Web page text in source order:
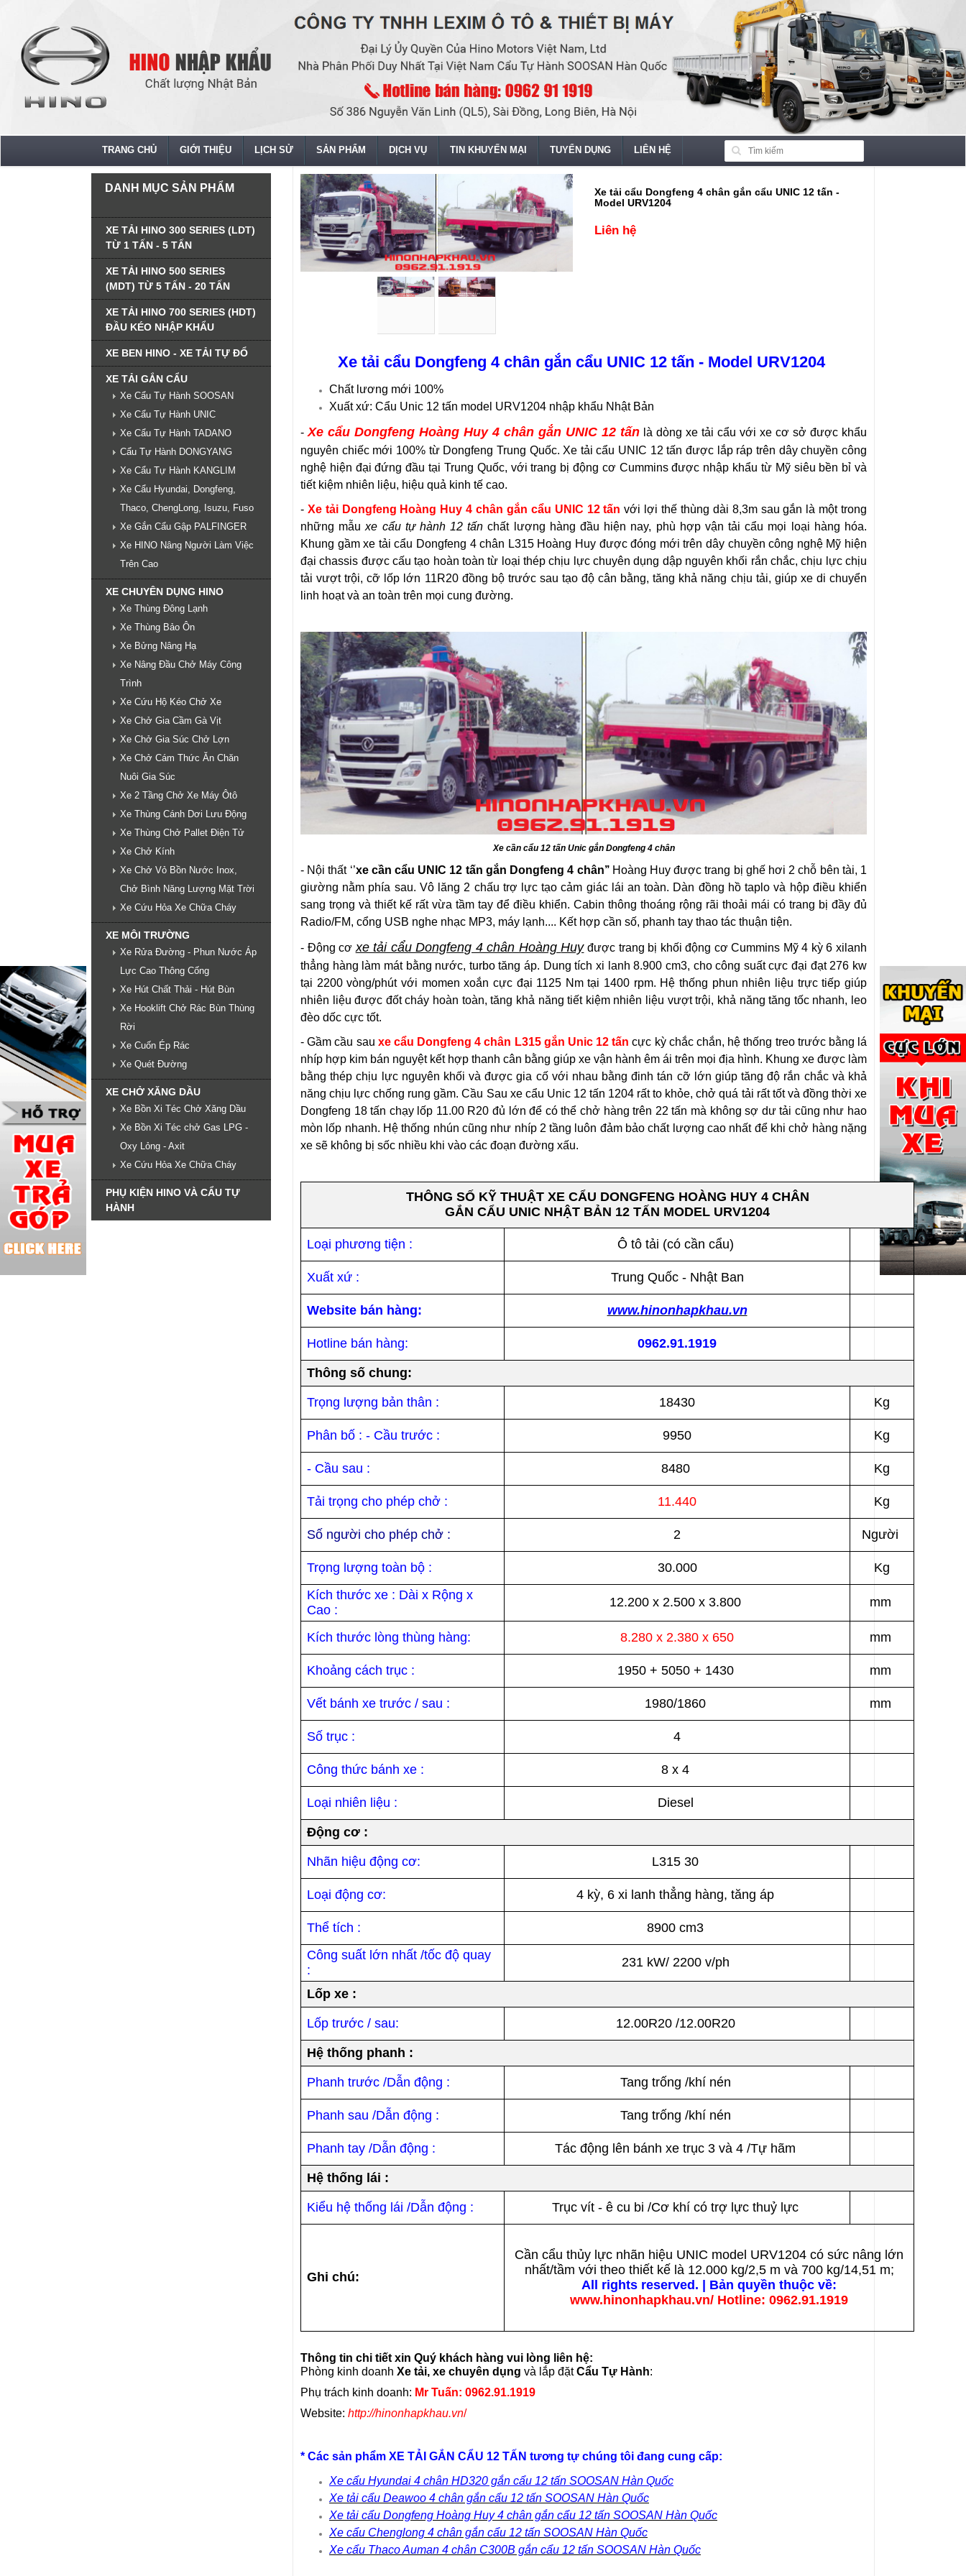
TRANG CHỦ GIỚI THIỆU LỊCH SỬ SẢN PHẨM DỊCH VỤ TIN KHUYẾN MẠI TUYỂN DỤNG LIÊN HỆ
DANH MỤC SẢN PHẨM
XE TẢI HINO 300 SERIES (LDT)
TỪ 1 TẤN - 5 TẤN
XE TẢI HINO 500 SERIES
(MDT) TỪ 5 TẤN - 20 TẤN
XE TẢI HINO 700 SERIES (HDT)
ĐẦU KÉO NHẬP KHẨU
XE BEN HINO - XE TẢI TỰ ĐỔ
XE TẢI GẮN CẨU
Xe Cẩu Tự Hành SOOSAN
Xe Cẩu Tự Hành UNIC
Xe Cẩu Tự Hành TADANO
Cẩu Tự Hành DONGYANG
Xe Cẩu Tự Hành KANGLIM
Xe Cẩu Hyundai, Dongfeng,
Thaco, ChengLong, Isuzu, Fuso
Xe Gắn Cẩu Gập PALFINGER
Xe HINO Nâng Người Làm Việc
Trên Cao
XE CHUYÊN DỤNG HINO
Xe Thùng Đông Lạnh
Xe Thùng Bảo Ôn
Xe Bửng Nâng Hạ
Xe Nâng Đầu Chở Máy Công
Trình
Xe Cứu Hộ Kéo Chở Xe
Xe Chở Gia Cầm Gà Vịt
Xe Chở Gia Súc Chở Lợn
Xe Chở Cám Thức Ăn Chăn
Nuôi Gia Súc
Xe 2 Tầng Chở Xe Máy Ôtô
Xe Thùng Cánh Dơi Lưu Động
Xe Thùng Chở Pallet Điện Tử
Xe Chở Kính
Xe Chở Vỏ Bồn Nước Inox,
Chở Bình Năng Lượng Mặt Trời
Xe Cứu Hỏa Xe Chữa Cháy
XE MÔI TRƯỜNG
Xe Rửa Đường - Phun Nước Áp
Lực Cao Thông Cống
Xe Hút Chất Thải - Hút Bùn
Xe Hooklift Chở Rác Bùn Thùng
Rời
Xe Cuốn Ép Rác
Xe Quét Đường
XE CHỞ XĂNG DẦU
Xe Bồn Xi Téc Chở Xăng Dầu
Xe Bồn Xi Téc chở Gas LPG -
Oxy Lỏng - Axit
Xe Cứu Hỏa Xe Chữa Cháy
PHỤ KIỆN HINO VÀ CẨU TỰ
HÀNH
Xe tải cẩu Dongfeng 4 chân gắn cẩu UNIC 12 tấn -
Model URV1204
Liên hệ
Xe tải cẩu Dongfeng 4 chân gắn cẩu UNIC 12 tấn - Model URV1204
Chất lương mới 100%
Xuất xứ: Cẩu Unic 12 tấn model URV1204 nhập khẩu Nhật Bản
- Xe cẩu Dongfeng Hoàng Huy 4 chân gắn UNIC 12 tấn là dòng xe tải cẩu với xe cơ sở được khẩu
nguyên chiếc mới 100% từ Dongfeng Trung Quốc. Xe tải cẩu UNIC 12 tấn được lắp ráp trên dây chuyền công
nghệ hiện đại đứng đầu tại Trung Quốc, với trang bị động cơ Cummins được nhập khẩu từ Mỹ siêu bền bỉ và
tiết kiệm nhiên liệu, hiệu quả kinh tế cao.
- Xe tải Dongfeng Hoàng Huy 4 chân gắn cẩu UNIC 12 tấn với lợi thế thùng dài 8,3m sau gắn là một trong
những mẫuxe cẩu tự hành 12 tấn chất lượng hàng đầu hiện nay, phù hợp vận tải cẩu mọi loại hàng hóa.
Khung gầm xe tải cẩu Dongfeng 4 chân L315 Hoàng Huy được đóng mới trên dây chuyền công nghệ Mỹ hiện
đại chassis được cấu tạo hoàn toàn từ loại thép chịu lực chuyên dụng dập nguyên khối rắn chắc, chịu lực chịu
tải vượt trội, cỡ lốp lớn 11R20 đồng bộ trước sau tạo độ cân bằng, tăng khả năng chịu tải, giúp xe di chuyển
linh hoạt và an toàn trên mọi cung đường.
Xe cần cẩu 12 tấn Unic gắn Dongfeng 4 chân
- Nội thất ‘’xe cần cẩu UNIC 12 tấn gắn Dongfeng 4 chân’’Hoàng Huy được trang bị ghế hơi 2 chỗ bên tài, 1
giường nằm phía sau. Vô lăng 2 chấu trợ lực tạo cảm giác lái an toàn. Dàn đồng hồ taplo và hộp điều khiển
sang trọng và thiết kế rất vừa tầm tay để điều khiển. Cabin thông thoáng rộng rãi thoải mái có trang bị đầy đủ
Radio/FM, cổng USB nghe nhạc MP3, máy lạnh.... Kết hợp cần số, phanh tay thao tác thuận tiện.
- Động cơ xe tải cẩu Dongfeng 4 chân Hoàng Huyđược trang bị khối động cơ Cummins Mỹ 4 kỳ 6 xilanh
thẳng hàng làm mát bằng nước, turbo tăng áp. Dung tích xi lanh 8.900 cm3, cho công suất cực đại đạt 276 kw
tại 2200 vòng/phút với momen xoắn cực đại 1125 Nm tại 1400 rpm. Hệ thống phun nhiên liệu trực tiếp giúp
nhiên liệu được đốt cháy hoàn toàn, tăng khả năng tiết kiệm nhiên liệu vượt trội, khả năng tăng tốc nhanh, leo
đèo dốc cực tốt.
- Gầm cầu sau xe cẩu Dongfeng 4 chân L315 gắn Unic 12 tấn cực kỳ chắc chắn, hệ thống treo trước bằng lá
nhíp hợp kim bán nguyệt kết hợp thanh cân bằng giúp xe vận hành êm ái trên mọi địa hình. Khung xe được làm
bằng thép chịu lực nguyên khối và được gia cố với nhau bằng đinh tán cỡ lớn giúp tăng độ rắn chắc và khả
năng chịu lực chống rung gầm. Cầu Sau xe cẩu Unic 12 tấn 1204 rất to khỏe, chở quá tải rất tốt và đồng thời xe
Dongfeng 18 tấn chạy lốp 11.00 R20 đủ lớn để có thể chở hàng trên 22 tấn mà không sợ dư tải cũng như hao
mòn lốp nhanh. Hệ thống nhún cũng như nhíp 2 tầng luôn đảm bảo chất lượng cao nhất để khi chở hàng nặng
xe sẽ không bị sốc nhiều khi vào các đoạn đường xấu.
THÔNG SỐ KỸ THUẬT XE CẨU DONGFENG HOÀNG HUY 4 CHÂN
GẮN CẨU UNIC NHẬT BẢN 12 TẤN MODEL URV1204
Loại phương tiện : Ô tô tải (có cần cẩu)
Xuất xứ : Trung Quốc - Nhật Ban
Website bán hàng: www.hinonhapkhau.vn
Hotline bán hàng: 0962.91.1919
Thông số chung:
Trọng lượng bản thân : 18430 Kg
Phân bố : - Cầu trước : 9950 Kg
- Cầu sau : 8480 Kg
Tải trọng cho phép chở : 11.440 Kg
Số người cho phép chở : 2 Người
Trọng lượng toàn bộ : 30.000
Kg
Kích thước xe : Dài x Rộng x
Cao :
12.200 x 2.500 x 3.800 mm
Kích thước lòng thùng hàng: 8.280 x 2.380 x 650 mm
Khoảng cách trục : 1950 + 5050 + 1430 mm
Vết bánh xe trước / sau : 1980/1860 mm
Số trục : 4
Công thức bánh xe : 8 x 4
Loại nhiên liệu : Diesel
Động cơ :
Nhãn hiệu động cơ: L315 30
Loại động cơ: 4 kỳ, 6 xi lanh thẳng hàng, tăng áp
Thể tích :
8900 cm3
Công suất lớn nhất /tốc độ quay
:
231 kW/ 2200 v/ph
Lốp xe :
Lốp trước / sau: 12.00R20 /12.00R20
Hệ thống phanh :
Phanh trước /Dẫn động : Tang trống /khí nén
Phanh sau /Dẫn động : Tang trống /khí nén
Phanh tay /Dẫn động : Tác động lên bánh xe trục 3 và 4 /Tự hãm
Hệ thống lái :
Kiểu hệ thống lái /Dẫn động : Trục vít - ê cu bi /Cơ khí có trợ lực thuỷ lực
Ghi chú:
Cần cẩu thủy lực nhãn hiệu UNIC model URV1204 có sức nâng lớn
nhất/tầm với theo thiết kế là 12.000 kg/2,5 m và 700 kg/14,51 m;
All rights reserved. | Bản quyền thuộc về:
www.hinonhapkhau.vn/ Hotline: 0962.91.1919
Thông tin chi tiết xin Quý khách hàng vui lòng liên hệ:
Phòng kinh doanh Xe tải, xe chuyên dụng và lắp đặtCẩu Tự Hành:
Phụ trách kinh doanh: Mr Tuấn: 0962.91.1919
Website: http://hinonhapkhau.vn/
* Các sản phẩm XE TẢI GẮN CẨU 12 TẤN tương tự chúng tôi đang cung cấp:
Xe cẩu Hyundai 4 chân HD320 gắn cẩu 12 tấn SOOSAN Hàn Quốc
Xe tải cẩu Deawoo 4 chân gắn cẩu 12 tấn SOOSAN Hàn Quốc
Xe tải cẩu Dongfeng Hoàng Huy 4 chân gắn cẩu 12 tấn SOOSAN Hàn Quốc
Xe cẩu Chenglong 4 chân gắn cẩu 12 tấn SOOSAN Hàn Quốc
Xe cẩu Thaco Auman 4 chân C300B gắn cẩu 12 tấn SOOSAN Hàn Quốc